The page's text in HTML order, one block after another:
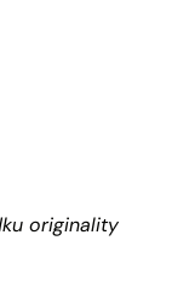
originality